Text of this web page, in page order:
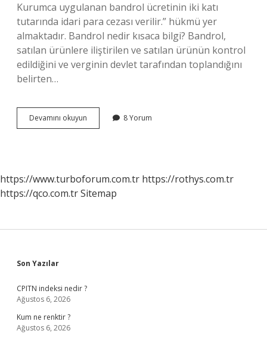
Kurumca uygulanan bandrol ücretinin iki katı
tutarında idari para cezası verilir.” hükmü yer
almaktadır. Bandrol nedir kısaca bilgi? Bandrol,
satılan ürünlere iliştirilen ve satılan ürünün kontrol
edildiğini ve verginin devlet tarafından toplandığını
belirten…
Devamını okuyun Bandrol
Niye
8 Yorum
https://www.turboforum.com.tr https://rothys.com.tr
https://qco.com.trSitemap
Sidebar
Son Yazılar
CPITN indeksi nedir ?
Ağustos 6, 2026
Kum ne renktir ?
Ağustos 6, 2026